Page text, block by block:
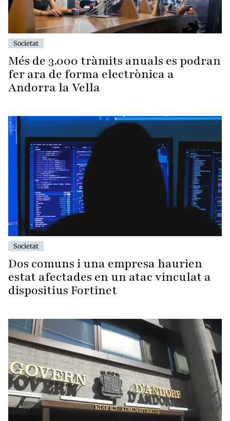
Societat
Més de 3.000 tràmits anuals es podran
fer ara de forma electrònica a
Andorra la Vella
Societat
Dos comuns i una empresa haurien
estat afectades en un atac vinculat a
dispositius Fortinet